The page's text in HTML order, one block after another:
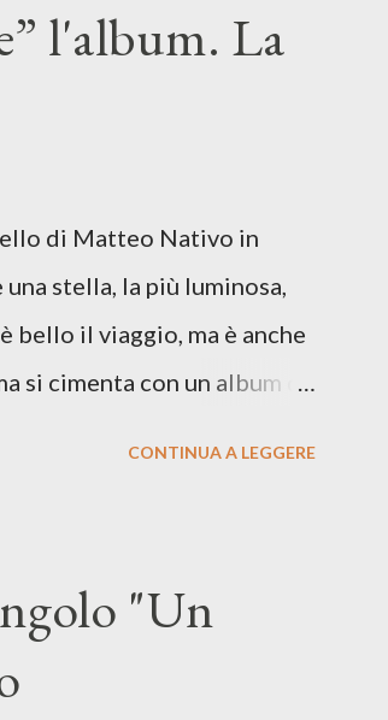
globali. La canzone
sotto il peso della
l’aria sembra farsi
Cico Messina apre
l'album. La
di Matteo Nativo in
stella, la più luminosa,
bello il viaggio, ma è anche
si cimenta con un album di
Ed è da qui che il
ora è" , raccontando la
CONTINUA A LEGGERE
"Un